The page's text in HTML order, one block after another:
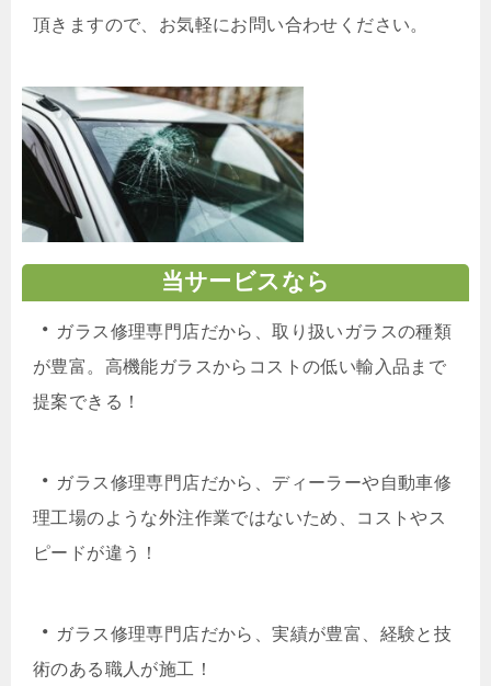
頂きますので、お気軽にお問い合わせください。
当サービスなら
・ ガラス修理専門店だから、取り扱いガラスの種類
が豊富。高機能ガラスからコストの低い輸入品まで
提案できる！
・ ガラス修理専門店だから、ディーラーや自動車修
理工場のような外注作業ではないため、コストやス
ピードが違う！
・ ガラス修理専門店だから、実績が豊富、経験と技
術のある職人が施工！